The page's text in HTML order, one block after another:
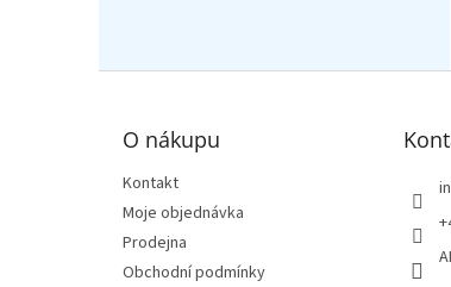
O nákupu
Kontakt
Moje objednávka
Prodejna
Obchodní podmínky